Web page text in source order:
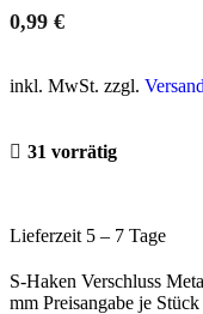
0,99 €
inkl. MwSt. zzgl.
31 vorrätig
Lieferzeit 5 – 7 Tage
S-Haken Verschluss
mm Preisangabe je Stück